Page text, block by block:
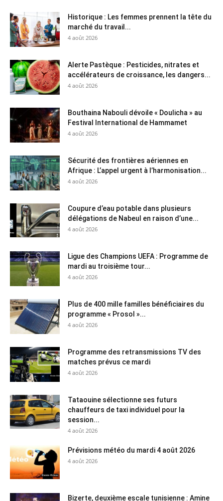
Historique : Les femmes prennent la tête du
marché du travail...
4 août 2026
Alerte Pastèque : Pesticides, nitrates et
accélérateurs de croissance, les dangers...
4 août 2026
Bouthaina Nabouli dévoile « Doulicha » au
Festival International de Hammamet
4 août 2026
Sécurité des frontières aériennes en
Afrique : L’appel urgent à l’harmonisation...
4 août 2026
Coupure d’eau potable dans plusieurs
délégations de Nabeul en raison d’une...
4 août 2026
Ligue des Champions UEFA : Programme de
mardi au troisième tour...
4 août 2026
Plus de 400 mille familles bénéficiaires du
programme « Prosol »...
4 août 2026
Programme des retransmissions TV des
matches prévus ce mardi
4 août 2026
Tataouine sélectionne ses futurs
chauffeurs de taxi individuel pour la
session...
4 août 2026
Prévisions météo du mardi 4 août 2026
4 août 2026
Bizerte, deuxième escale tunisienne : Amine